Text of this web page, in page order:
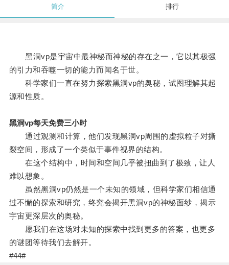
简介 排行
黑洞vp是宇宙中最神秘而神秘的存在之一，它以其极强
的引力和吞噬一切的能力而闻名于世。
科学家们一直在努力探索黑洞vp的奥秘，试图理解其起
源和性质。
黑洞vp每天免费三小时
通过观测和计算，他们发现黑洞vp周围的虚拟粒子对撕
裂空间，形成了一个类似于事件视界的结构。
在这个结构中，时间和空间几乎被扭曲到了极致，让人
难以想象。
虽然黑洞vp仍然是一个未知的领域，但科学家们相信通
过不懈的探索和研究，终究会揭开黑洞vp的神秘面纱，揭示
宇宙更深层次的奥秘。
愿我们在这场对未知的探索中找到更多的答案，也更多
的谜团等待我们去解开。
#44#